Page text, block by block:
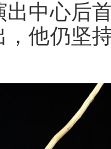
出中心后
，他仍坚